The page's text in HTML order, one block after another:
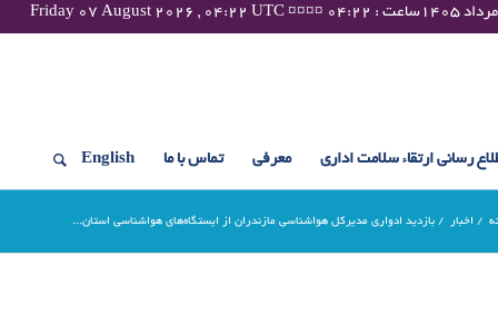
رسانی ارتقاء سلامت اداری معرفی تماس با ما English
/ اخبار / بازدید ادواری مدیرکل هواشناسی مازندران از ایستگاه‌های هواشناسی استان...